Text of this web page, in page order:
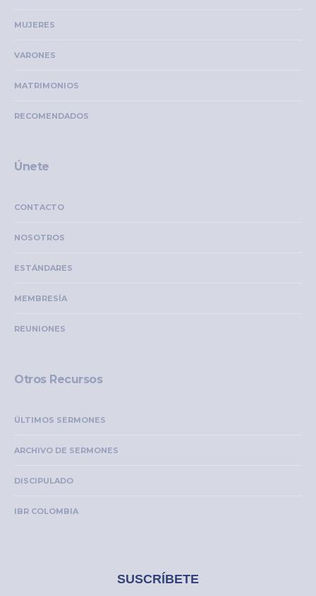
MUJERES
VARONES
MATRIMONIOS
RECOMENDADOS
Únete
CONTACTO
NOSOTROS
ESTÁNDARES
MEMBRESÍA
REUNIONES
Otros Recursos
ÚLTIMOS SERMONES
ARCHIVO DE SERMONES
DISCIPULADO
IBR COLOMBIA
SUSCRÍBETE